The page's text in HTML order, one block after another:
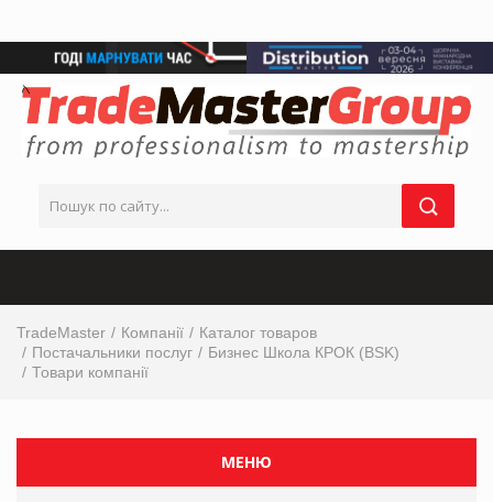
TradeMaster Компанії
Каталог товаров
Постачальники послуг
Бизнес Школа КРОК (BSK)
Товари компанії
МЕНЮ